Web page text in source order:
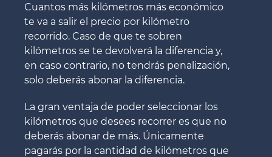
Cuantos más kilómetros más económico
te va a salir el precio por kilómetro
recorrido. Caso de que te sobren
kilómetros se te devolverá la diferencia y,
en caso contrario, no tendrás penalización,
solo deberás abonar la diferencia.
La gran ventaja de poder seleccionar los
kilómetros que desees recorrer es que no
deberás abonar de más. Únicamente
pagarás por la cantidad de kilómetros que